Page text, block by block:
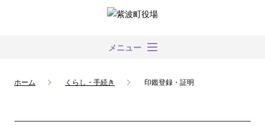
メニュー
ホーム くらし・手続き 印鑑登録・証明